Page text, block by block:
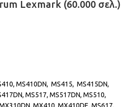
Lexmark (60.000 σελ.)
MS410DN, MS415, MS415DN,
MS517, MS517DN, MS510,